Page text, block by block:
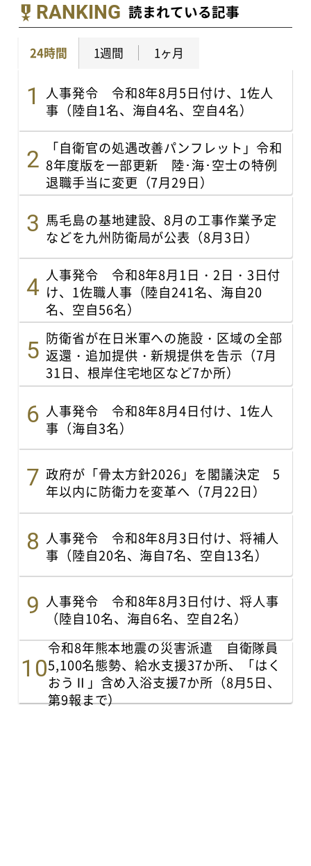
RANKING 読まれている記事
24時間 1週間 1ヶ月
人事発令 令和8年8月5日付け、1佐人
事（陸自1名、海自4名、空自4名）
「自衛官の処遇改善パンフレット」令和
8年度版を一部更新 陸･海･空士の特例
退職手当に変更（7月29日）
馬毛島の基地建設、8月の工事作業予定
などを九州防衛局が公表（8月3日）
人事発令 令和8年8月1日・2日・3日付
け、1佐職人事（陸自241名、海自20
名、空自56名）
防衛省が在日米軍への施設・区域の全部
返還・追加提供・新規提供を告示（7月
31日、根岸住宅地区など7か所）
人事発令 令和8年8月4日付け、1佐人
事（海自3名）
政府が「骨太方針2026」を閣議決定 5
年以内に防衛力を変革へ（7月22日）
人事発令 令和8年8月3日付け、将補人
事（陸自20名、海自7名、空自13名）
人事発令 令和8年8月3日付け、将人事
（陸自10名、海自6名、空自2名）
令和8年熊本地震の災害派遣 自衛隊員
5,100名態勢、給水支援37か所、「はく
おうⅡ」含め入浴支援7か所（8月5日、
第9報まで）